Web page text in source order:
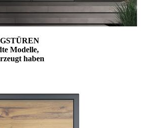
Modelle,
haben